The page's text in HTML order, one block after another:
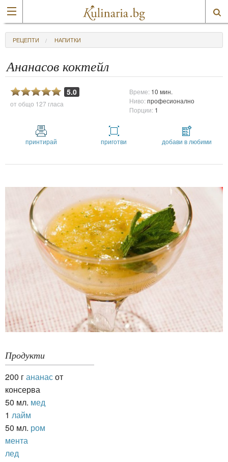
РЕЦЕПТИ НАПИТКИ
Ананасов коктейл
5.0
от общо 127 гласа
Време: 10 мин.
Ниво:професионално
Порции: 1
принтирай приготви добави в любими
Продукти
200 гананасот
консерва
50 мл. мед
1 лайм
50 мл. ром
мента
лед